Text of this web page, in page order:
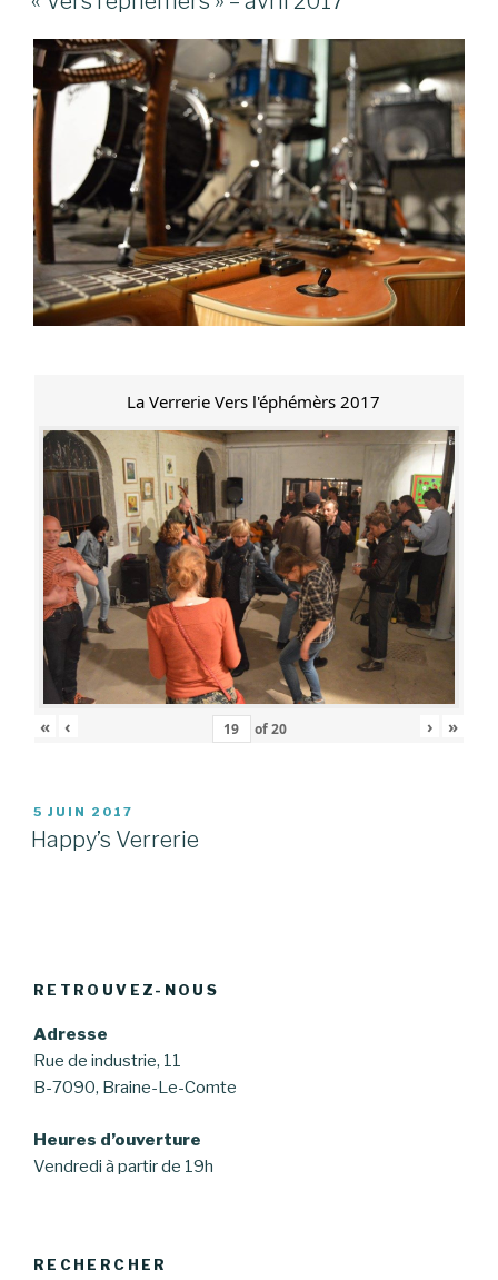
La Verrerie Vers l'éphémèrs 2017
« ‹ of20 › »
PUBLIÉ
LE
5 JUIN 2017
Happy’s Verrerie
RETROUVEZ-NOUS
Adresse
Rue de industrie, 11
B-7090, Braine-Le-Comte
Heures d’ouverture
Vendredi à partir de 19h
RECHERCHER